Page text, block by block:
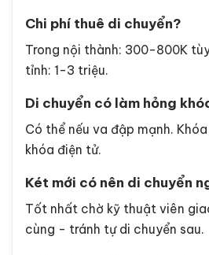
Chi phí thuê di chuyển?
Trong nội thành: 300-800K
tỉnh: 1-3 triệu.
Di chuyển có làm hỏng
Có thể nếu va đập mạnh.
khóa điện tử.
Két mới có nên di chuyển
Tốt nhất chờ kỹ thuật viên
cùng - tránh tự di chuyển sau.